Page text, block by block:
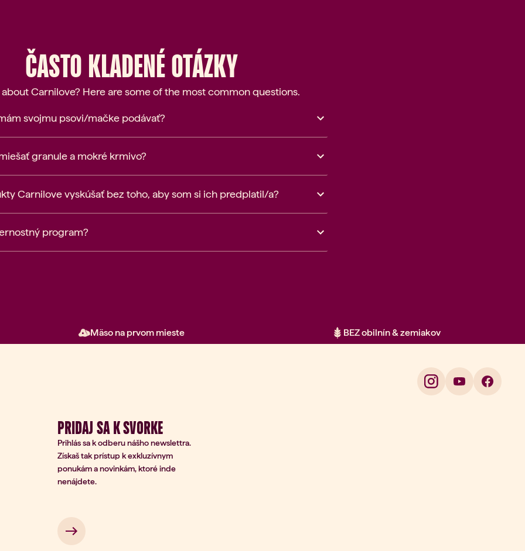
ČASTO KLADENÉ OTÁZKY
Carnilove? Here are some of the most common questions.
svojmu psovi/mačke podávať?
granule a mokré krmivo?
Carnilove vyskúšať bez toho, aby som si ich predplatil/a?
program?
Mäso na prvom mieste BEZ obilnín & zemiakov
PRIDAJ SA K SVORKE
Prihlás sa k odberu nášho newslettra.
Získaš tak prístup k exkluzívnym
ponukám a novinkám, ktoré inde
nenájdete.
Prihlásenie na odber
→